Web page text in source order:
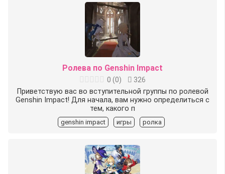
Ролева по Genshin Impact
0 (0)
326
Приветствую вас во вступительной группы по ролевой
Genshin Impact! Для начала, вам нужно определиться с
тем, какого п
genshin impact игры ролка